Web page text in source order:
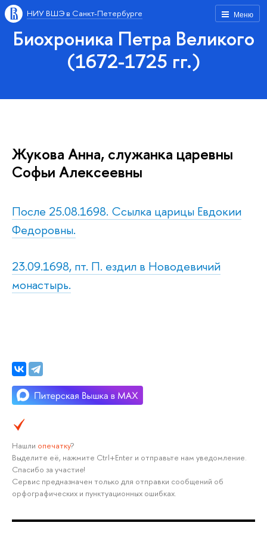
Меню
НИУ ВШЭ в Санкт-Петербурге
Биохроника Петра Великого
(1672-1725 гг.)
Жукова Анна, служанка царевны
Софьи Алексеевны
После 25.08.1698. Ссылка царицы Евдокии
Федоровны.
23.09.1698, пт. П. ездил в Новодевичий
монастырь.
Нашли опечатку?
Выделите её, нажмите Ctrl+Enter и отправьте нам уведомление.
Спасибо за участие!
Сервис предназначен только для отправки сообщений об
орфографических и пунктуационных ошибках.